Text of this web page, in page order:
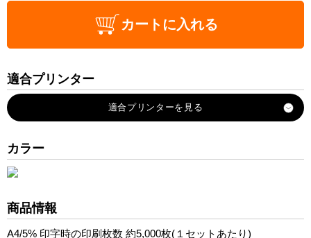
カートに入れる
適合プリンター
MultiWriter-PR-L9100C
カラー
商品情報
A4/5% 印字時の印刷枚数 約5,000枚(１セットあたり)